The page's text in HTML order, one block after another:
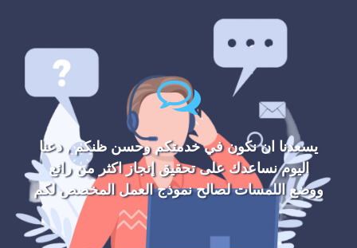
يسعدنا ان نكون في خدمتكم وحسن ظنكم , دعنا
اليوم نساعدك على تحقيق إنجاز اكثر من رائع
ووضع اللمسات لصالح نموذج العمل المخصص لكم